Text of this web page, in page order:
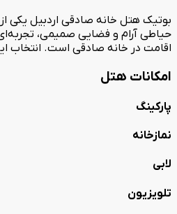
بوتیک هتل خانه صادقی اردبیل یکی
حیاطی آرام و فضایی صمیمی، تجربه‌ای
اقامت در خانه صادقی است. انتخاب
امکانات هتل
پارکینگ
نمازخانه
لابی
تلویزیون